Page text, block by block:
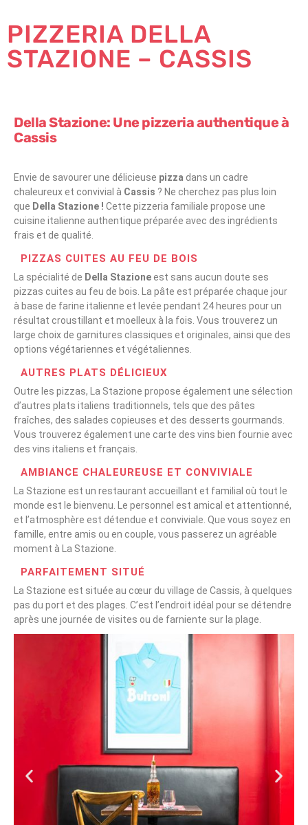
PIZZERIA DELLA
STAZIONE – CASSIS
Della Stazione: Une pizzeria authentique à
Cassis
Envie de savourer une délicieuse pizza dans un cadre
chaleureux et convivial à Cassis ? Ne cherchez pas plus loin
que Della Stazione ! Cette pizzeria familiale propose une
cuisine italienne authentique préparée avec des ingrédients
frais et de qualité.
PIZZAS CUITES AU FEU DE BOIS
La spécialité de Della Stazioneest sans aucun doute ses
pizzas cuites au feu de bois. La pâte est préparée chaque jour
à base de farine italienne et levée pendant 24 heures pour un
résultat croustillant et moelleux à la fois. Vous trouverez un
large choix de garnitures classiques et originales, ainsi que des
options végétariennes et végétaliennes.
AUTRES PLATS DÉLICIEUX
Outre les pizzas, La Stazione propose également une sélection
d’autres plats italiens traditionnels, tels que des pâtes
fraîches, des salades copieuses et des desserts gourmands.
Vous trouverez également une carte des vins bien fournie avec
des vins italiens et français.
AMBIANCE CHALEUREUSE ET CONVIVIALE
La Stazione est un restaurant accueillant et familial où tout le
monde est le bienvenu. Le personnel est amical et attentionné,
et l’atmosphère est détendue et conviviale. Que vous soyez en
famille, entre amis ou en couple, vous passerez un agréable
moment à La Stazione.
PARFAITEMENT SITUÉ
La Stazione est située au cœur du village de Cassis, à quelques
pas du port et des plages. C’est l’endroit idéal pour se détendre
après une journée de visites ou de farniente sur la plage.